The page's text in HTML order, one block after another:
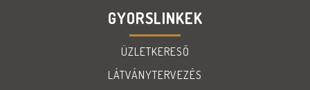
GYORSLINKEK
ÜZLETKERESŐ
LÁTVÁNYTERVEZÉS